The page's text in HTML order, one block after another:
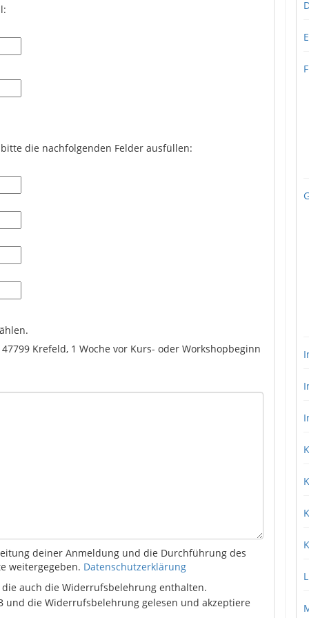
die nachfolgenden Felder ausfüllen:
Krefeld, 1 Woche vor Kurs- oder Workshopbeginn
deiner Anmeldung und die Durchführung des
weitergegeben. Datenschutzerklärung
die auch die Widerrufsbelehrung enthalten.
und die Widerrufsbelehrung gelesen und akzeptiere